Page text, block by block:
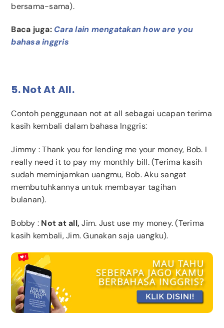
bersama-sama).
Baca juga: Cara lain mengatakan how are you
bahasa inggris
5. Not At All.
Contoh penggunaan not at all sebagai ucapan terima
kasih kembali dalam bahasa Inggris:
Jimmy : Thank you for lending me your money, Bob. I
really need it to pay my monthly bill. (Terima kasih
sudah meminjamkan uangmu, Bob. Aku sangat
membutuhkannya untuk membayar tagihan
bulanan).
Bobby : Not at all,Jim. Just use my money. (Terima
kasih kembali, Jim. Gunakan saja uangku).